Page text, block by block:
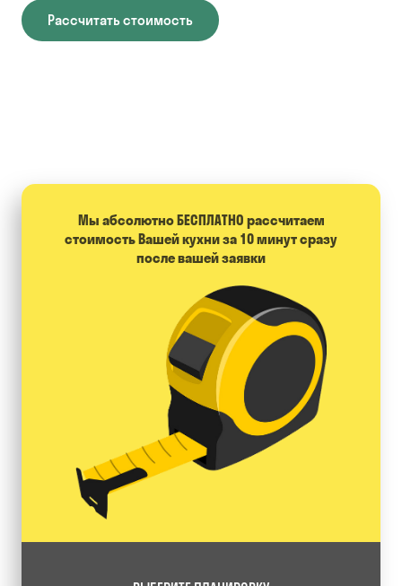
Рассчитать стоимость
Мы абсолютно БЕСПЛАТНО расcчитаем
стоимость Вашей кухни за 10 минут сразу
после вашей заявки